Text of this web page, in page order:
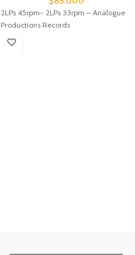
2LPs 45rpm- 2LPs 33rpm – Analogue
Productions Records